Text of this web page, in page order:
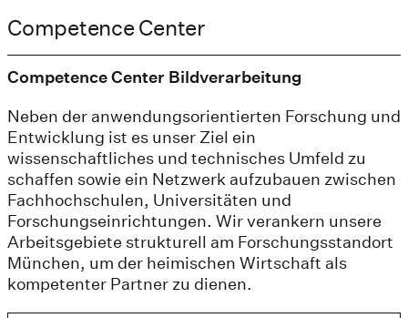
Competence Center
Competence Center Bildverarbeitung
Neben der anwendungsorientierten Forschung und
Entwicklung ist es unser Ziel ein
wissenschaftliches und technisches Umfeld zu
schaffen sowie ein Netzwerk aufzubauen zwischen
Fachhochschulen, Universitäten und
Forschungseinrichtungen. Wir verankern unsere
Arbeitsgebiete strukturell am Forschungsstandort
München, um der heimischen Wirtschaft als
kompetenter Partner zu dienen.